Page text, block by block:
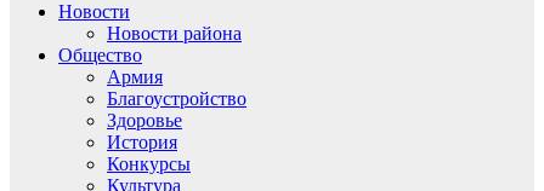
Новости
Новости района
Общество
Армия
Благоустройство
Здоровье
История
Конкурсы
Культура